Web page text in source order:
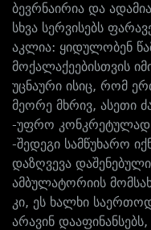
ბევრნაირია და
სხვა სერვისებს
აკლია: ყიდულობენ
მოქალაქეებისთვის
უცნაური ისიც, რომ
მეორე მხრივ, ასეთი
-უფრო კონკრეტულად
-შედეგი სამწუხარო
დაზღვევა
ამბულატორიის
კი, ეს ხალხი
არავინ